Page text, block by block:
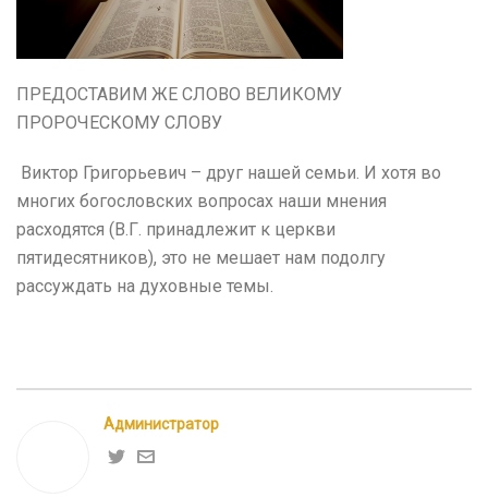
ПРЕДОСТАВИМ ЖЕ СЛОВО ВЕЛИКОМУ
ПРОРОЧЕСКОМУ СЛОВУ
Виктор Григорьевич – друг нашей семьи. И хотя во
многих богословских вопросах наши мнения
расходятся (В.Г. принадлежит к церкви
пятидесятников), это не мешает нам подолгу
рассуждать на духовные темы.
Администратор